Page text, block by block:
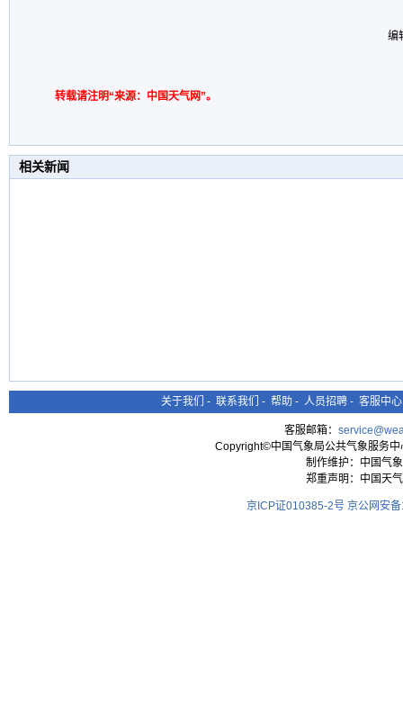
编
转载请注明“来源：中国天气网”。
相关新闻
关于我们 - 联系我们 - 帮助 - 人员招聘 - 客服中心
客服邮箱：
Copyright©中国气象局公共气象服务
制作维护：中国气
郑重声明：中国天
京ICP证010385-2号 京公网安